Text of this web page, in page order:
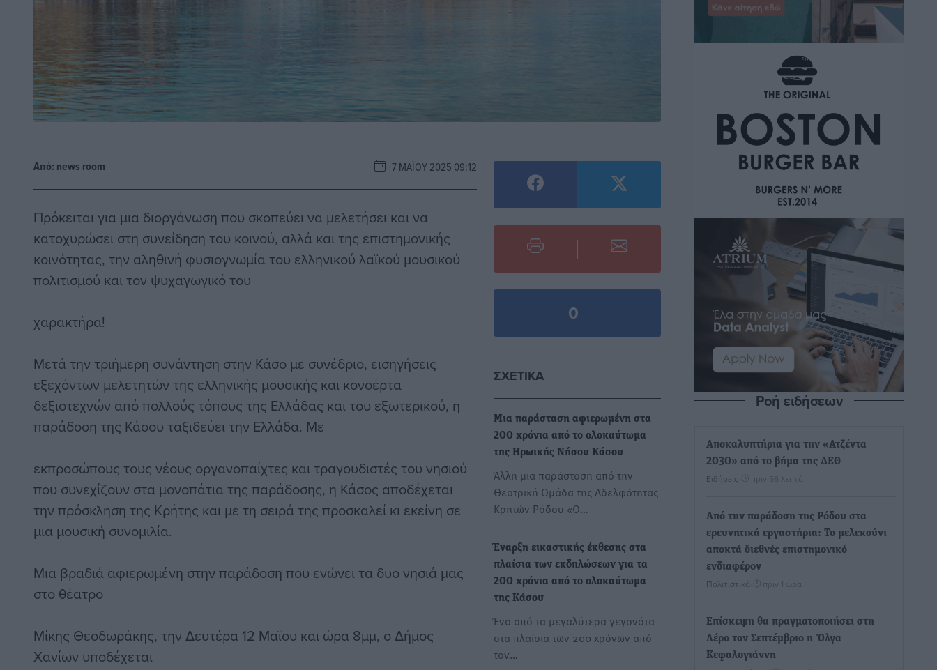
Από: news room 7 ΜΑΪ́ΟΥ 2025 09:12
Πρόκειται για μια διοργάνωση που σκοπεύει να μελετήσει και να
κατοχυρώσει στη συνείδηση του κοινού, αλλά και της επιστημονικής
κοινότητας, την αληθινή φυσιογνωμία του ελληνικού λαϊκού μουσικού
πολιτισμού και τον ψυχαγωγικό του
χαρακτήρα!
Μετά την τριήμερη συνάντηση στην Κάσο με συνέδριο, εισηγήσεις
εξεχόντων μελετητών της ελληνικής μουσικής και κονσέρτα
δεξιοτεχνών από πολλούς τόπους της Ελλάδας και του εξωτερικού, η
παράδοση της Κάσου ταξιδεύει την Ελλάδα. Με
εκπροσώπους τους νέους οργανοπαίχτες και τραγουδιστές του νησιού
που συνεχίζουν στα μονοπάτια της παράδοσης, η Κάσος αποδέχεται
την πρόσκληση της Κρήτης και με τη σειρά της προσκαλεί κι εκείνη σε
μια μουσική συνομιλία.
Μια βραδιά αφιερωμένη στην παράδοση που ενώνει τα δυο νησιά μας
στο θέατρο
Μίκης Θεοδωράκης, την Δευτέρα 12 Μαΐου και ώρα 8μμ, ο Δήμος
Χανίων υποδέχεται
0
ΣΧΕΤΙΚΆ
Μια παράσταση αφιερωμένη στα
200 χρόνια από το ολοκαύτωμα
της Ηρωικής Νήσου Κάσου
Άλλη μια παράσταση από την
Θεατρική Ομάδα της Αδελφότητας
Κρητών Ρόδου «Ο…
Έναρξη εικαστικής έκθεσης στα
πλαίσια των εκδηλώσεων για τα
200 χρόνια από το ολοκαύτωμα
της Κάσου
Ένα από τα μεγαλύτερα γεγονότα
στα πλαίσια των 200 χρόνων από
τον…
Ροή ειδήσεων
Αποκαλυπτήρια για την «Ατζέντα
2030» από το βήμα της ΔΕΘ
Ειδήσεις πριν 56 λεπτά
Από την παράδοση της Ρόδου στα
ερευνητικά εργαστήρια: Το μελεκούνι
αποκτά διεθνές επιστημονικό
ενδιαφέρον
Πολιτιστικά πριν 1 ώρα
Επίσκεψη θα πραγματοποιήσει στη
Λέρο τον Σεπτέμβριο η Όλγα
Κεφαλογιάννη